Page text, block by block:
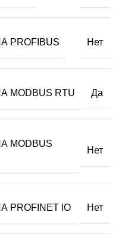
Нет
RTU Да
MODBUS
Нет
IO Нет